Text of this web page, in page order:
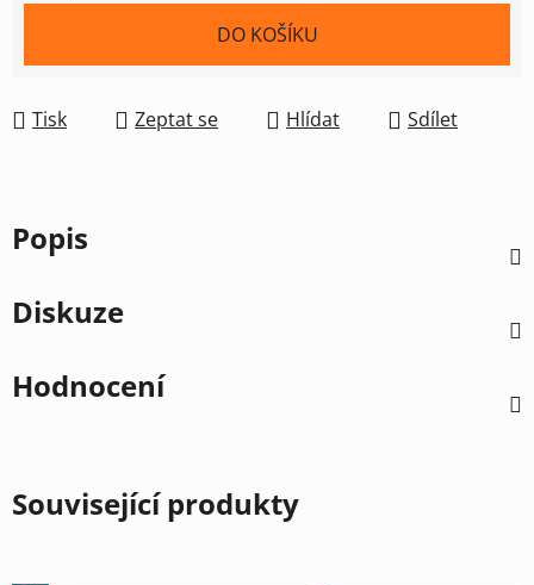
DO KOŠÍKU
Tisk Zeptat se Hlídat Sdílet
Popis
Diskuze
Hodnocení
Související produkty